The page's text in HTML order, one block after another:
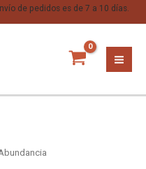
de pedidos es de 7 a 10 días.